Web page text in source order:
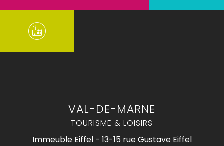
VAL-DE-MARNE
TOURISME & LOISIRS
Immeuble Eiffel - 13-15 rue Gustave Eiffel